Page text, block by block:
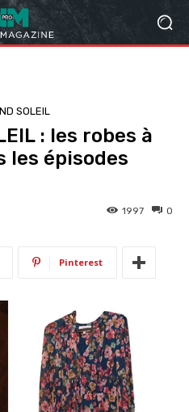
SOLEIL
: les robes à
les épisodes
0
1997
Pinterest